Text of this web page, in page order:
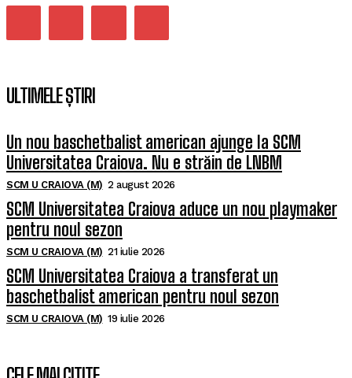
ULTIMELE ȘTIRI
Un nou baschetbalist american ajunge la SCM
Universitatea Craiova. Nu e străin de LNBM
SCM U CRAIOVA (M) 2 august 2026
SCM Universitatea Craiova aduce un nou playmaker
pentru noul sezon
SCM U CRAIOVA (M) 21 iulie 2026
SCM Universitatea Craiova a transferat un
baschetbalist american pentru noul sezon
SCM U CRAIOVA (M) 19 iulie 2026